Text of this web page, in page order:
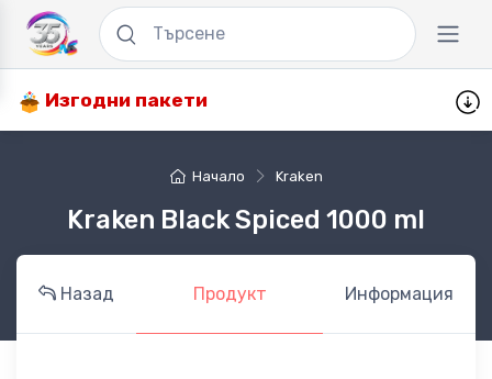
Изгодни пакети
Начало Kraken
Kraken Black Spiced 1000 ml
Назад Продукт Информация